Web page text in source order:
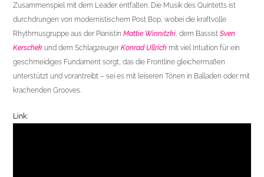
Zusammenspiel mit dem Leader entfalten. Die Musik des Quintetts ist
durchdrungen von modernistischem Post Bop, wobei die kraftvolle
Rhythmusgruppe aus der PianistinMattie Winnitzki , dem BassistSven
Kerschek und dem SchlagzeugerKonrad Ullrich mit viel Intuition für ein
geschmeidiges Fundament sorgt, das die Frontline gleichermaßen
unterstützt und vorantreibt – sei es mit leiseren Tönen in Balladen oder mit
krachenden Grooves.
Link: